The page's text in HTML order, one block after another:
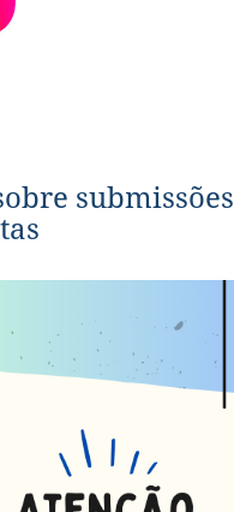
submissões